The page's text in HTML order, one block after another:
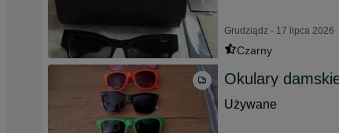
Grudziądz - 17 lipca 2026
Czarny
Okulary
Używane